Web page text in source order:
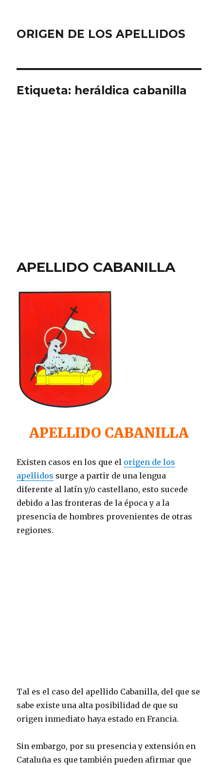
ORIGEN DE LOS APELLIDOS
Etiqueta: heráldica cabanilla
APELLIDO CABANILLA
APELLIDO CABANILLA
Existen casos en los que el origen de los
apellidos surge a partir de una lengua
diferente al latín y/o castellano, esto sucede
debido a las fronteras de la época y a la
presencia de hombres provenientes de otras
regiones.
Tal es el caso del apellido Cabanilla, del que se
sabe existe una alta posibilidad de que su
origen inmediato haya estado en Francia.
Sin embargo, por su presencia y extensión en
Cataluña es que también pueden afirmar que